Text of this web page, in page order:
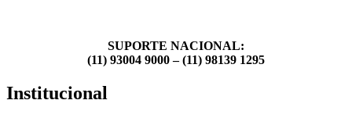
SUPORTE NACIONAL:
(11) 93004 9000 – (11) 98139 1295
Institucional